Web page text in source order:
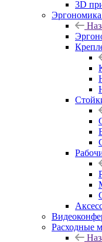
3D
Эргономика
Расходные